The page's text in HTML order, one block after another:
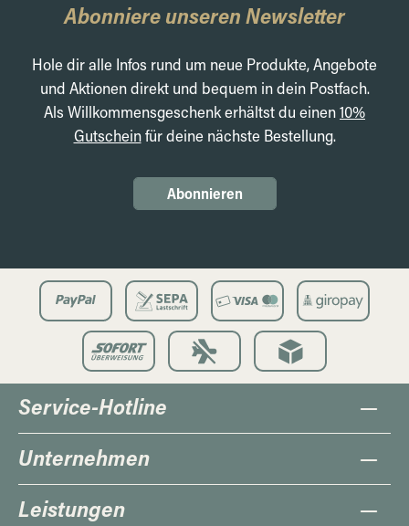
Abonniere unseren Newsletter
Hole dir alle Infos rund um neue Produkte, Angebote
und Aktionen direkt und bequem in dein Postfach.
Als Willkommensgeschenk erhältst du einen10%
Gutscheinfür deine nächste Bestellung.
Abonnieren
Service-Hotline
Unternehmen
Leistungen